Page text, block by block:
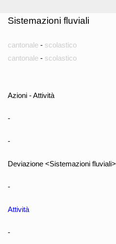
Sistemazioni fluviali
cantonale - scolastico
cantonale - scolastico
Azioni - Attività
-
-
Deviazione <Sistemazioni fluviali>
-
Attività
-